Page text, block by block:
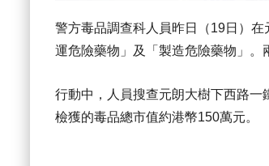
警方毒品調查科人員昨日（19日）
運危險藥物」及「製造危險藥物」。
行動中，人員搜查元朗大樹下西路
檢獲的毒品總市值約港幣150萬元。